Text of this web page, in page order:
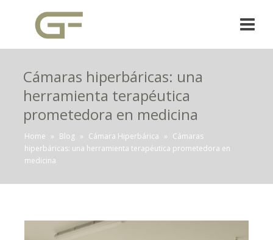
Cámaras hiperbáricas: una
herramienta terapéutica
prometedora en medicina
Home » Blog » Cámara Hiperbárica » Cámaras
hiperbáricas: una herramienta terapéutica prometedora en
medicina